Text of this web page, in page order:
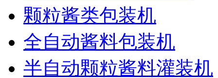
颗粒酱类包装机
全自动酱料包装机
半自动颗粒酱料灌装机